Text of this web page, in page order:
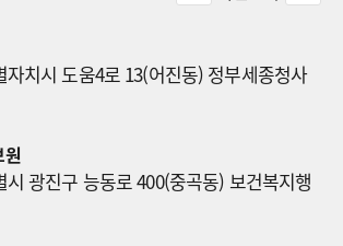
자치시 도움4로 13(어진동) 정부세종청사
시 광진구 능동로 400(중곡동) 보건복지행